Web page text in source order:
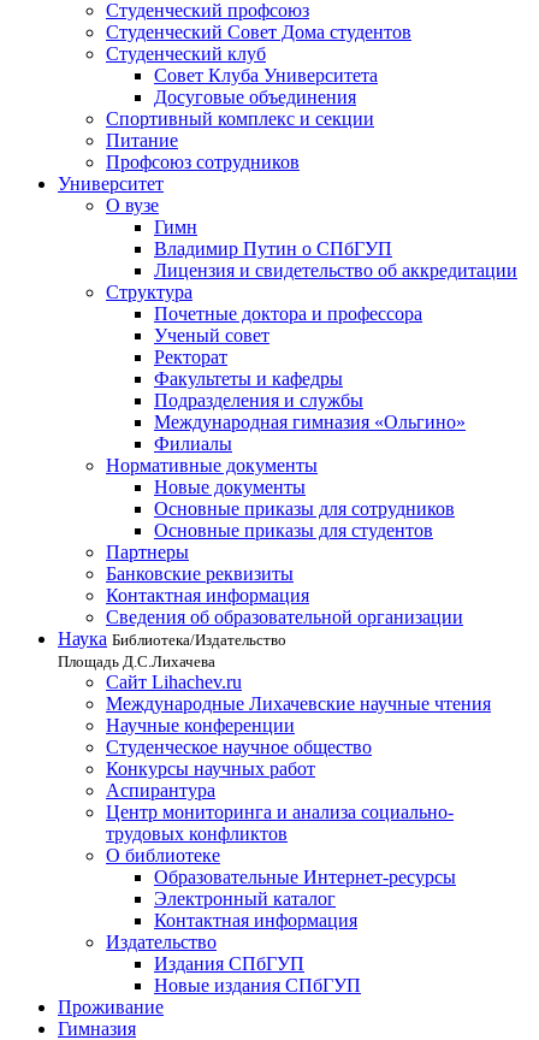
Студенческий профсоюз
Студенческий Совет Дома студентов
Студенческий клуб
Совет Клуба Университета
Досуговые объединения
Спортивный комплекс и секции
Питание
Профсоюз сотрудников
Университет
О вузе
Гимн
Владимир Путин о СПбГУП
Лицензия и свидетельство об аккредитации
Структура
Почетные доктора и профессора
Ученый совет
Ректорат
Факультеты и кафедры
Подразделения и службы
Международная гимназия «Ольгино»
Филиалы
Нормативные документы
Новые документы
Основные приказы для сотрудников
Основные приказы для студентов
Партнеры
Банковские реквизиты
Контактная информация
Сведения об образовательной организации
Наука Библиотека/Издательство
Площадь Д.С.Лихачева
Сайт Lihachev.ru
Международные Лихачевские научные чтения
Научные конференции
Студенческое научное общество
Конкурсы научных работ
Аспирантура
Центр мониторинга и анализа социально-
трудовых конфликтов
О библиотеке
Образовательные Интернет-ресурсы
Электронный каталог
Контактная информация
Издательство
Издания СПбГУП
Новые издания СПбГУП
Проживание
Гимназия